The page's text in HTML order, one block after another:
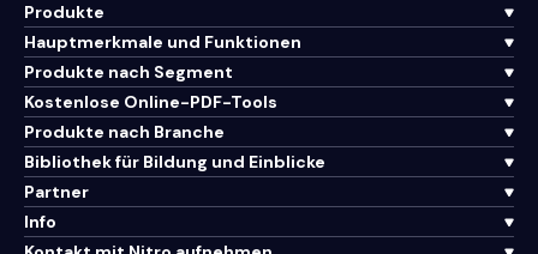
Produkte
Hauptmerkmale und Funktionen
Produkte nach Segment
Kostenlose Online-PDF-Tools
Produkte nach Branche
Bibliothek für Bildung und Einblicke
Partner
Info